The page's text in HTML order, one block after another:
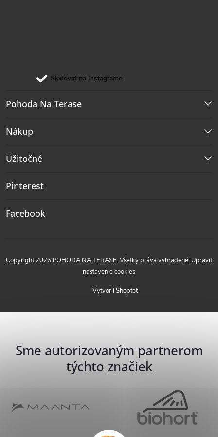
Sledovať na Instagrame
Pohoda Na Terase
Nákup
Užitočné
Pinterest
Facebook
Vytvoril Shoptet
Copyright 2026 POHODA NA TERASE. Všetky práva vyhradené. Upraviť
nastavenie cookies
Sme autorizovaným partnerom
týchto značiek